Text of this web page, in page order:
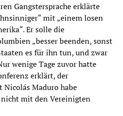
Gangstersprache erklärte
mit „einem losen
Er solle die
„besser beenden, sonst
es für ihn tun, und zwar
wenige Tage zuvor hatte
erklärt, der
Nicolás Maduro habe
nicht mit den Vereinigten